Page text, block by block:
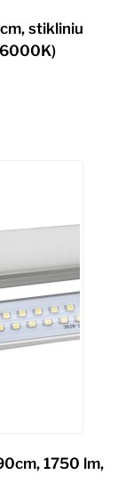
stikliniu
6000K)
1750 lm,